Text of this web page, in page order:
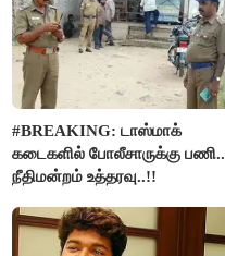
#BREAKING: டாஸ்மாக்
கடைகளில் போலீசாருக்கு பணி..
நீதிமன்றம் உத்தரவு..!!